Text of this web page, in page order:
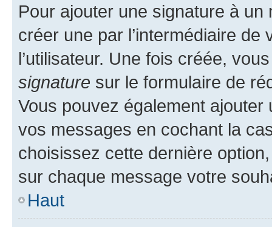
Pour ajouter une signature à un
créer une par l’intermédiaire
l’utilisateur. Une fois créée,
signature sur le formulaire de
Vous pouvez également
vos messages en cochant la
choisissez cette dernière
sur chaque message votre
Haut